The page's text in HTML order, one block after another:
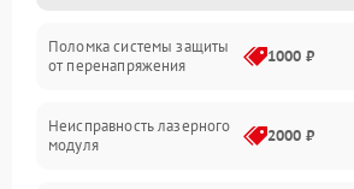
Поломка системы защиты
от перенапряжения
1000 ₽
Неисправность лазерного
модуля
2000 ₽